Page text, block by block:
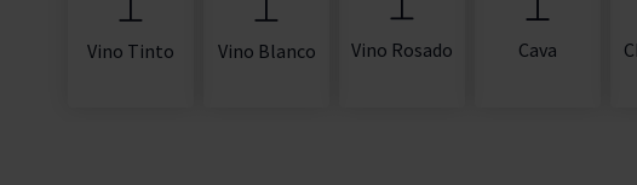
Vino Tinto Vino Blanco Vino Rosado Cava